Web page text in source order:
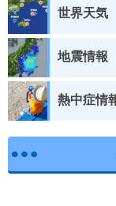
世界天気
地震情報
熱中症情